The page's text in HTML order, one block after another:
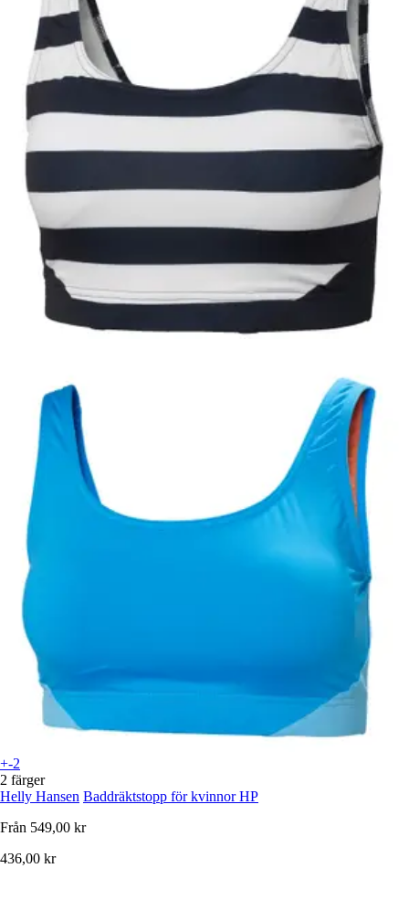
+-2
2 färger
Helly Hansen Baddräktstopp för kvinnor HP
Från 549,00 kr
436,00 kr